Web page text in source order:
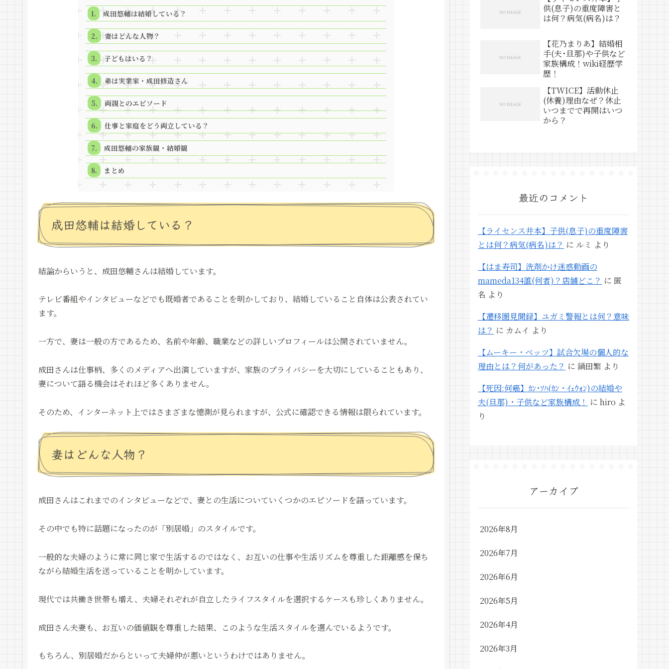
成田悠輔は結婚している？
妻はどんな人物？
子どもはいる？
弟は実業家・成田修造さん
両親とのエピソード
仕事と家庭をどう両立している？
成田悠輔の家族観・結婚観
まとめ
成田悠輔は結婚している？
結論からいうと、成田悠輔さんは結婚しています。
テレビ番組やインタビューなどでも既婚者であることを明かしており、結婚していること自体は公表されてい
ます。
一方で、妻は一般の方であるため、名前や年齢、職業などの詳しいプロフィールは公開されていません。
成田さんは仕事柄、多くのメディアへ出演していますが、家族のプライバシーを大切にしていることもあり、
妻について語る機会はそれほど多くありません。
そのため、インターネット上ではさまざまな憶測が見られますが、公式に確認できる情報は限られています。
妻はどんな人物？
成田さんはこれまでのインタビューなどで、妻との生活についていくつかのエピソードを語っています。
その中でも特に話題になったのが「別居婚」のスタイルです。
一般的な夫婦のように常に同じ家で生活するのではなく、お互いの仕事や生活リズムを尊重した距離感を保ち
ながら結婚生活を送っていることを明かしています。
現代では共働き世帯も増え、夫婦それぞれが自立したライフスタイルを選択するケースも珍しくありません。
成田さん夫妻も、お互いの価値観を尊重した結果、このような生活スタイルを選んでいるようです。
もちろん、別居婚だからといって夫婦仲が悪いというわけではありません。
供(息子)の重度障害と
は何？病気(病名)は？
【花乃まりあ】結婚相
手(夫･旦那)や子供など
家族構成！wiki経歴学
歴！
【TWICE】活動休止
(休養)理由なぜ？休止
いつまでで再開はいつ
から？
最近のコメント
【ライセンス井本】子供(息子)の重度障害
とは何？病気(病名)は？ に ルミ より
【はま寿司】洗剤かけ迷惑動画の
mameda134誰(何者)？店舗どこ？ に 匿
名 より
【遷移圏見聞録】ユガミ警報とは何？意味
は？ に カムイ より
【ムーキー・ベッツ】試合欠場の個人的な
理由とは？何があった？ に 鍋田繁 より
【死因:何癌】ｶﾝ･ｿﾊ(ｶﾝ・ｲｪｳｫﾝ)の結婚や
夫(旦那)・子供など家族構成！ に hiro よ
り
アーカイブ
2026年8月
2026年7月
2026年6月
2026年5月
2026年4月
2026年3月